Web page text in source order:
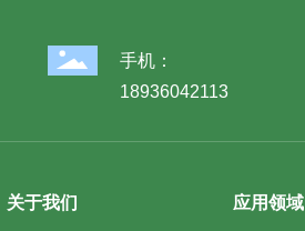
手机：
18936042113
关于我们 应用领域